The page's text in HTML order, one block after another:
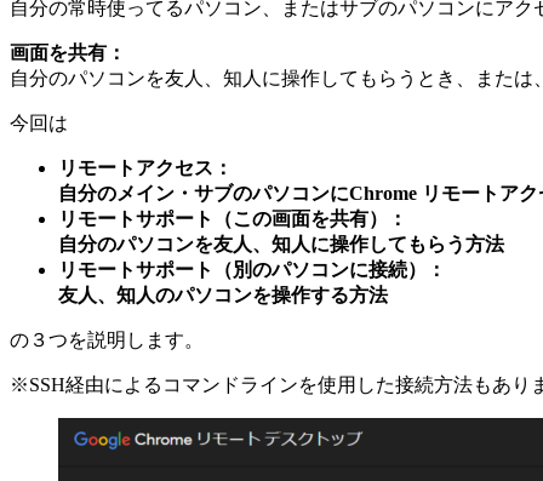
自分の常時使ってるパソコン、またはサブのパソコンにアク
画面を共有：
自分のパソコンを友人、知人に操作してもらうとき、また
今回は
リモートアクセス：
自分のメイン・サブのパソコンにChrome リモートア
リモートサポート
（この画面を共有）
：
自分のパソコンを友人、知人に操作してもらう方法
リモートサポート（別のパソコンに接続）：
友人、知人のパソコンを操作する方法
の３つを説明します。
※SSH経由によるコマンドラインを使用した接続方法もあり